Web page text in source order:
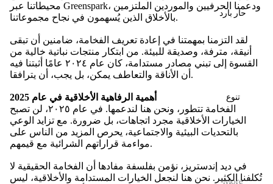
حار بارد
تنوع
More
محيطاتنا عبر Greenspark، ودعمنا الحرفيين والموردين الملتزمين
بالأخلاق الذين يُسهمون في نجاح مجموعاتنا.
لقد التزمنا بمهمتنا في إعادة تعريف الفخامة، ضامنين أن تبقى
أنيقة، مترفة، وصديقة للبيئة. من ابتكار منتجات نباتية خالية من
القسوة إلى تبني مصادر مستدامة، كان عام ٢٠٢٤ عامًا أثبتنا فيه
أن الأناقة والتعاطف يمكن، بل يجب، أن يترافقا.
أهمية الرفاهية الأخلاقية في عام 2025
الفخامة تتطور، ونحن هنا لندعمها. في عام ٢٠٢٥، لن تصبح
الخيارات الأخلاقية مجرد اتجاهات، بل ضرورة. مع تزايد الوعي
بالتحديات البيئية والاجتماعية، يحرص المزيد من الناس على
مواءمة قراراتهم الشرائية مع قيمهم.
في ديد إندستريز، نؤمن بفلسفة مفادها أن الفخامة الحقيقية لا
تُكلفنا الكثير. نحن هنا لنجعل الخيارات المستدامة والأخلاقية، ليس